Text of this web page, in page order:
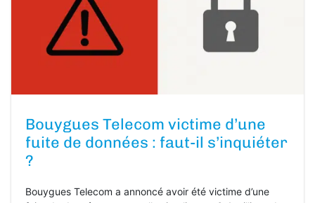
Bouygues Telecom victime d’une
fuite de données : faut-il s’inquiéter
?
Bouygues Telecom a annoncé avoir été victime d’une